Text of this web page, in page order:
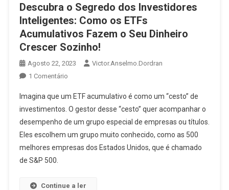
Descubra o Segredo dos Investidores
Inteligentes: Como os ETFs
Acumulativos Fazem o Seu Dinheiro
Crescer Sozinho!
Agosto 22, 2023
Victor.anselmo.dordran
1 Comentário
Imagina que um ETF acumulativo é como um “cesto” de
investimentos. O gestor desse “cesto” quer acompanhar o
desempenho de um grupo especial de empresas ou títulos.
Eles escolhem um grupo muito conhecido, como as 500
melhores empresas dos Estados Unidos, que é chamado
de S&P 500.
Continue a ler